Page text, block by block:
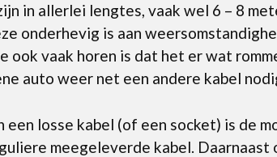
in allerlei lengtes, vaak wel 6 – 8
onderhevig is aan
ook vaak horen is dat het er wat
auto weer net een andere kabel
een losse kabel (of een socket) is de
meegeleverde kabel.